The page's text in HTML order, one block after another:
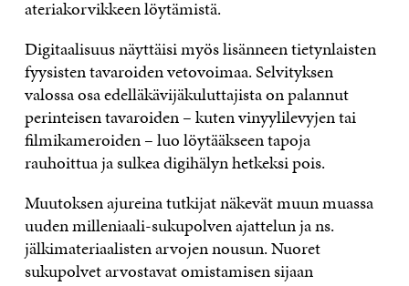
ateriakorvikkeen löytämistä.
Digitaalisuus näyttäisi myös lisänneen tietynlaisten
fyysisten tavaroiden vetovoimaa. Selvityksen
valossa osa edelläkävijäkuluttajista on palannut
perinteisen tavaroiden–kuten vinyylilevyjen tai
filmikameroiden–luo löytääkseen tapoja
rauhoittua ja sulkea digihälyn hetkeksi pois.
Muutoksen ajureina tutkijat näkevät muun muassa
uuden milleniaali-sukupolven ajattelun ja ns.
jälkimateriaalisten arvojen nousun. Nuoret
sukupolvet arvostavat omistamisen sijaan